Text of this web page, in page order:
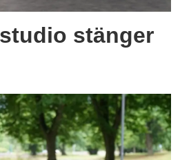
stänger